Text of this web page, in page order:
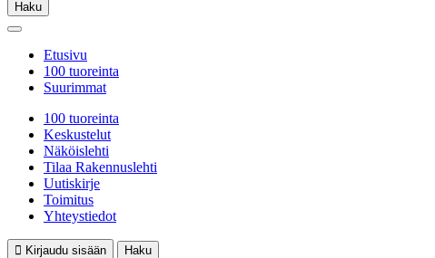
Haku
Etusivu
100 tuoreinta
Suurimmat
100 tuoreinta
Keskustelut
Näköislehti
Tilaa Rakennuslehti
Uutiskirje
Toimitus
Yhteystiedot
Kirjaudu sisään
Haku